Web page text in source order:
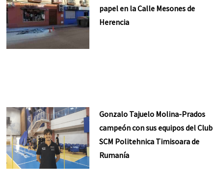
papel en la Calle Mesones de
Herencia
Gonzalo Tajuelo Molina-Prados
campeón con sus equipos del Club
SCM Politehnica Timisoara de
Rumanía